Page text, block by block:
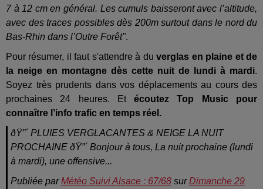
7 à 12 cm en général. Les cumuls baisseront avec l’altitude,
avec des traces possibles dès 200m surtout dans le nord du
Bas-Rhin dans l’Outre Forêt".
Pour résumer, il faut s'attendre à duverglas en plaine et de
la neige en montagne dès cette nuit de lundi à mardi.
Soyez très prudents dans vos déplacements au cours des
prochaines 24 heures. Etécoutez Top Music pour
connaître l’info trafic en temps réel.
ðŸ”´ PLUIES VERGLACANTES & NEIGE LA NUIT
PROCHAINE ðŸ”´ Bonjour à tous, La nuit prochaine (lundi
à mardi), une offensive...
Publiée parMétéo Suivi Alsace : 67/68 surDimanche 29